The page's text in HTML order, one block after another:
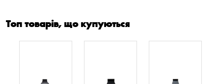
Топ товарів, що купуються